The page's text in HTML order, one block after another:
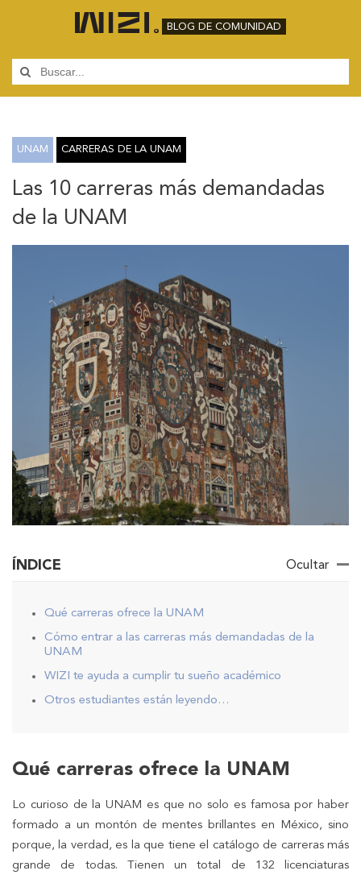
BLOG DE COMUNIDAD
UNAM CARRERAS DE LA UNAM
Las 10 carreras más demandadas
de la UNAM
ÍNDICE Ocultar
Qué carreras ofrece la UNAM
Cómo entrar a las carreras más demandadas de la
UNAM
WIZI te ayuda a cumplir tu sueño académico
Otros estudiantes están leyendo…
Qué carreras ofrece la UNAM
Lo curioso de la UNAM es que no solo es famosa por haber
formado a un montón de mentes brillantes en México, sino
porque, la verdad, es la que tiene el catálogo de carreras más
grande de todas. Tienen un total de 132 licenciaturas